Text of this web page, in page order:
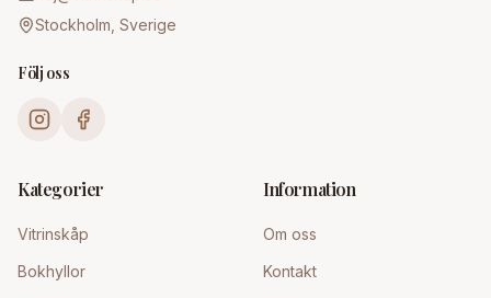
Stockholm, Sverige
Följ oss
Kategorier
Vitrinskåp
Bokhyllor
Information
Om oss
Kontakt